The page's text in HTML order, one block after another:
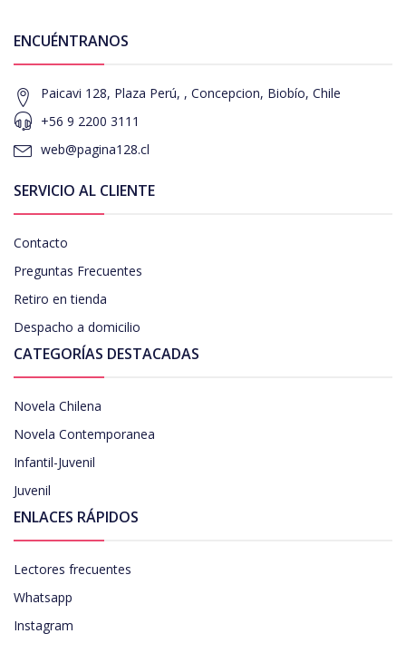
ENCUÉNTRANOS
Paicavi 128, Plaza Perú, , Concepcion, Biobío, Chile
+56 9 2200 3111
web@pagina128.cl
SERVICIO AL CLIENTE
Contacto
Preguntas Frecuentes
Retiro en tienda
Despacho a domicilio
CATEGORÍAS DESTACADAS
Novela Chilena
Novela Contemporanea
Infantil-Juvenil
Juvenil
ENLACES RÁPIDOS
Lectores frecuentes
Whatsapp
Instagram